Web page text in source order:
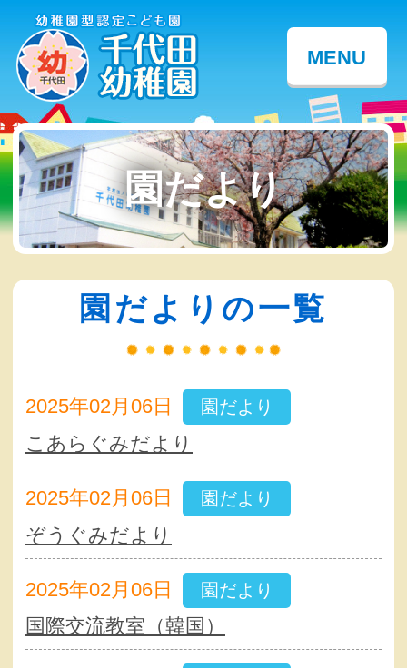
MENU
園だより
園だよりの一覧
2025年02月06日 園だより
こあらぐみだより
2025年02月06日 園だより
ぞうぐみだより
2025年02月06日 園だより
国際交流教室（韓国）